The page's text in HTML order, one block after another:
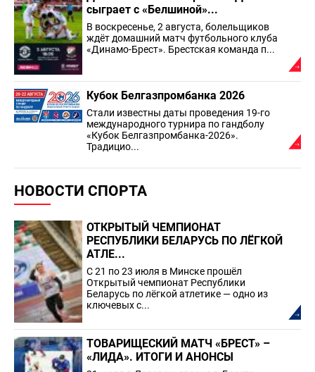
сыграет с «Белшиной»...
В воскресенье, 2 августа, болельщиков
ждёт домашний матч футбольного клуба
«Динамо-Брест». Брестская команда п...
Кубок Белгазпромбанка 2026
Стали известны даты проведения 19-го
международного турнира по гандболу
«Кубок Белгазпромбанка-2026».
Традицио...
НОВОСТИ СПОРТА
ОТКРЫТЫЙ ЧЕМПИОНАТ
РЕСПУБЛИКИ БЕЛАРУСЬ ПО ЛЁГКОЙ
АТЛЕ...
С 21 по 23 июля в Минске прошёл
Открытый чемпионат Республики
Беларусь по лёгкой атлетике — одно из
ключевых с...
ТОВАРИЩЕСКИЙ МАТЧ «БРЕСТ» –
«ЛИДА». ИТОГИ И АНОНСЫ